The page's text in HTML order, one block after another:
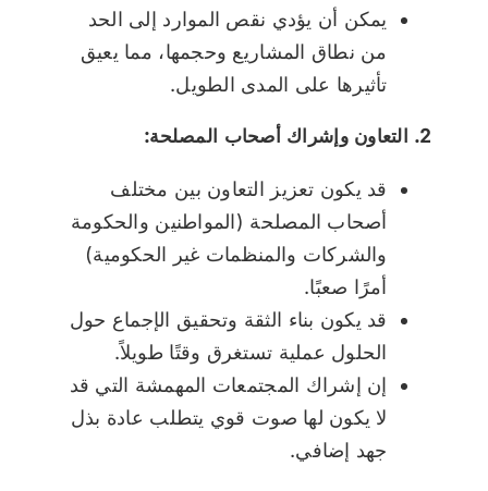
يمكن أن يؤدي نقص الموارد إلى الحد
من نطاق المشاريع وحجمها، مما يعيق
تأثيرها على المدى الطويل.
2. التعاون وإشراك أصحاب المصلحة:
قد يكون تعزيز التعاون بين مختلف
أصحاب المصلحة (المواطنين والحكومة
والشركات والمنظمات غير الحكومية)
أمرًا صعبًا.
قد يكون بناء الثقة وتحقيق الإجماع حول
الحلول عملية تستغرق وقتًا طويلاً.
إن إشراك المجتمعات المهمشة التي قد
لا يكون لها صوت قوي يتطلب عادة بذل
جهد إضافي.